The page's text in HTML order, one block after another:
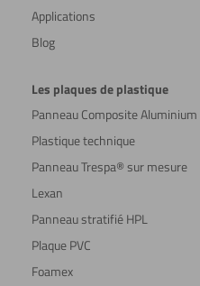
Applications
Blog
Les plaques de plastique
Panneau Composite Aluminium
Plastique technique
Panneau Trespa® sur mesure
Lexan
Panneau stratifié HPL
Plaque PVC
Foamex